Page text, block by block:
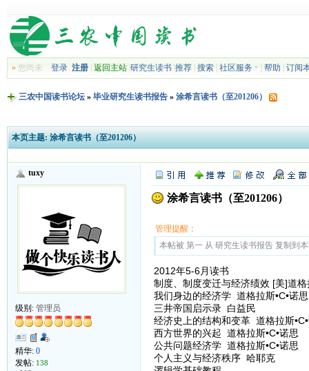
»您尚未 登录 注册| 返回主站| 研究生读书| 推荐| 搜索| 社区服务 帮助 订阅
三农中国读书论坛» 毕业研究生读书报告» 涂希言读书（至201206）
本页主题: 涂希言读书（至201206）
tuxy
级别: 管理员
精华: 0
发帖: 138
涂希言读书（至201206）
管理提醒：
本帖被 第一 从 研究生读书报告 复制到
2012年5-6月读书
制度、制度变迁与经济绩效 [美]道格
我们身边的经济学 道格拉斯•C•诺思
三井帝国启示录 白益民
经济史上的结构和变革 道格拉斯
西方世界的兴起 道格拉斯•C•诺思
公共问题经济学 道格拉斯•C•诺思
个人主义与经济秩序 哈耶克